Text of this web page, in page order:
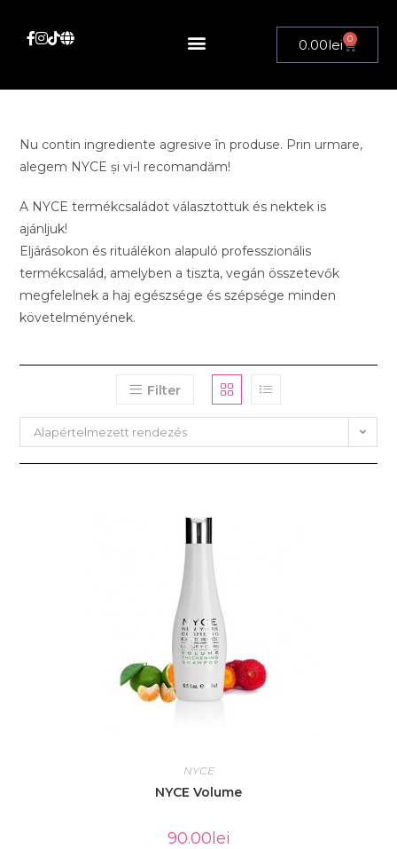
0.00lei 0
Nu contin ingrediente agresive în produse. Prin urmare,
alegem NYCE și vi-l recomandăm!
A NYCE termékcsaládot választottuk és nektek is
ajánljuk!
Eljárásokon és rituálékon alapuló professzionális
termékcsalád, amelyben a tiszta, vegán összetevők
megfelelnek a haj egészsége és szépsége minden
követelményének.
Filter
Alapértelmezett rendezés
NYCE
NYCE Volume
90.00 lei